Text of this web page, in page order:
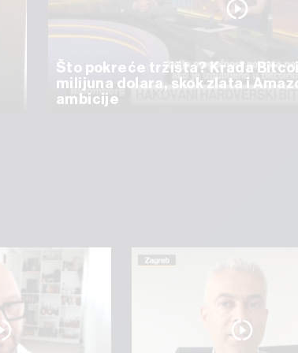
Što pokreće tržišta? Krađa
milijuna dolara, skok zlata i
ambicije